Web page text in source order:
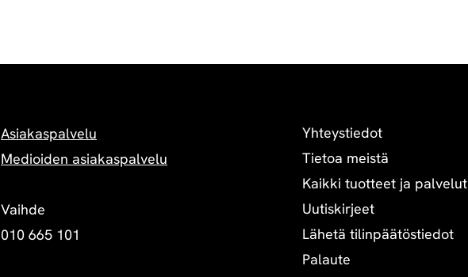
Asiakaspalvelu
Medioiden asiakaspalvelu
Vaihde
010 665 101
Yhteystiedot
Tietoa meistä
Kaikki tuotteet ja palvelut
Uutiskirjeet
Lähetä tilinpäätöstiedot
Palaute